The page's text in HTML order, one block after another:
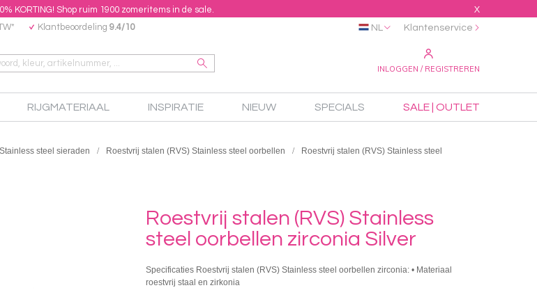
KORTING! Shop ruim 1900 zomeritems in de sale. X
Klantbeoordeling 9.4/10
INLOGGEN / REGISTREREN
NL Klantenservice
RIJGMATERIAAL INSPIRATIE NIEUW SPECIALS SALE | OUTLET
steel sieraden Roestvrij stalen (RVS) Stainless steel oorbellen
Roestvrij stalen (RVS) Stainless steel
Roestvrij stalen (RVS) Stainless
steel oorbellen zirconia Silver
Specificaties Roestvrij stalen (RVS) Stainless steel oorbellen zirconia: • Materiaal
roestvrij staal en zirkonia